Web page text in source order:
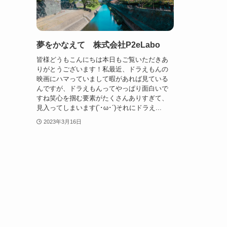
夢をかなえて 株式会社P2eLabo
皆様どうもこんにちは本日もご覧いただきあ
りがとうございます！私最近、ドラえもんの
映画にハマっていまして暇があれば見ている
んですが、ドラえもんってやっぱり面白いで
すね笑心を掴む要素がたくさんありすぎて、
見入ってしまいます(`･ω･´)それにドラえ...
2023年3月16日